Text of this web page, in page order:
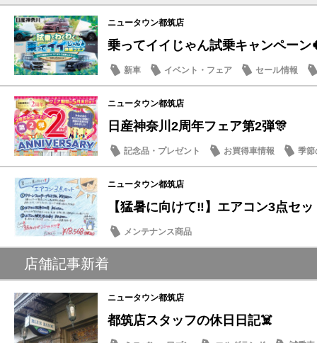
ニュータウン都筑店
乗ってイイじゃん試乗キャンペーン
新車 イベント・フェア セール情報
ニュータウン都筑店
日産神奈川2周年フェア第2弾🎊
記念品・プレゼント お買得車情報
季節
メンテナンス商品
営業日・店休日
ニュータウン都筑店
【猛暑に向けて‼️】エアコン3点セ
メンテナンス商品
店舗記事新着
ニュータウン都筑店
都筑店スタッフの休日日記☠️